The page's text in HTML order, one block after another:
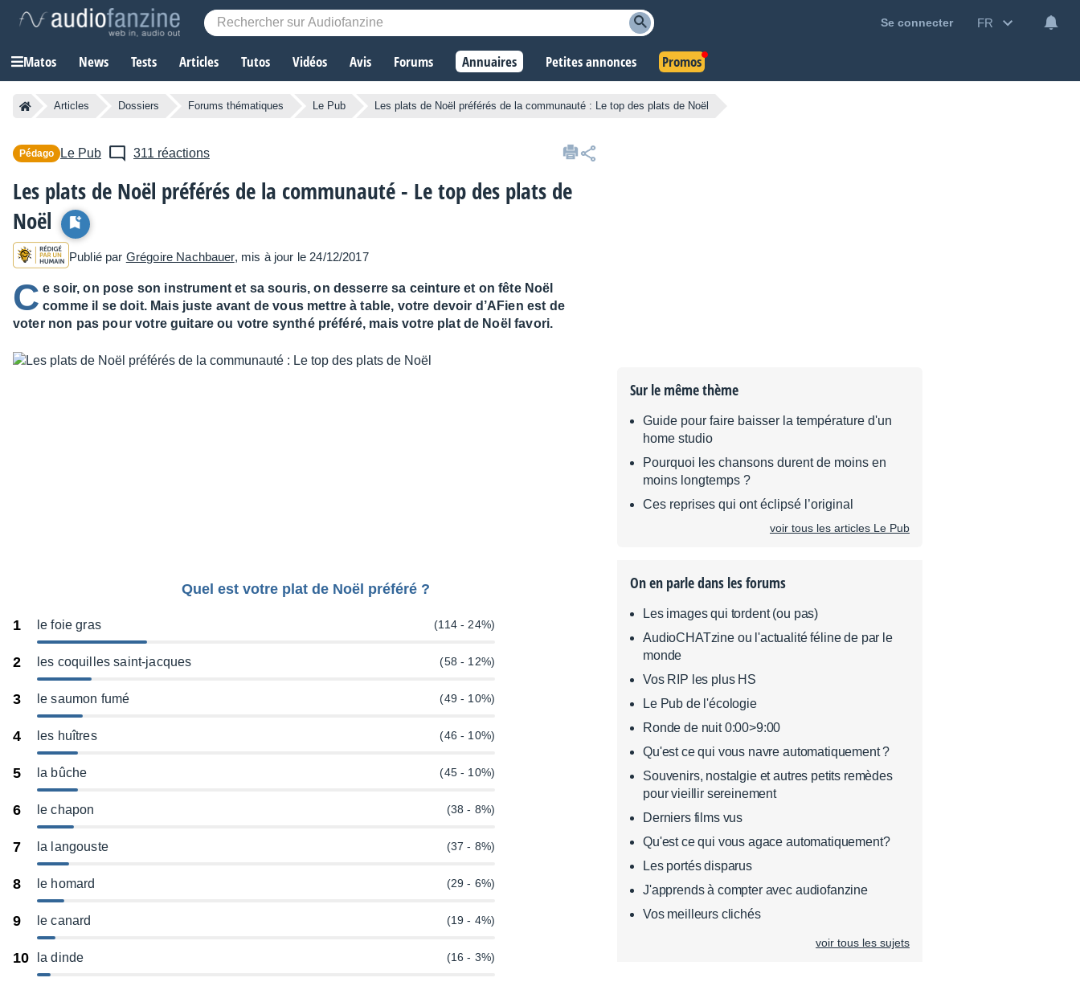
Se connecter FR
Matos News Tests Articles Tutos Vidéos Avis Forums Annuaires Petites annonces Promos
Articles Dossiers Forums thématiques Le Pub Les plats de Noël préférés de la communauté : Le top des plats de Noël
Pédago Le Pub 311 réactions
Les plats de Noël préférés de la communauté - Le top des plats de
Noël
Publié par Grégoire Nachbauer, mis à jour le 24/12/2017
C e soir, on pose son instrument et sa souris, on desserre sa ceinture et on fête Noël
comme il se doit. Mais juste avant de vous mettre à table, votre devoir d’AFien est de
voter non pas pour votre guitare ou votre synthé préféré, mais votre plat de Noël favori.
Quel est votre plat de Noël préféré ?
1 le foie gras (114 - 24%)
2 les coquilles saint-jacques (58 - 12%)
3 le saumon fumé (49 - 10%)
4 les huîtres (46 - 10%)
5 la bûche (45 - 10%)
6 le chapon (38 - 8%)
7 la langouste (37 - 8%)
8 le homard (29 - 6%)
9 le canard (19 - 4%)
10 la dinde (16 - 3%)
Sur le même thème
Guide pour faire baisser la température d'un
home studio
Pourquoi les chansons durent de moins en
moins longtemps ?
Ces reprises qui ont éclipsé l’original
voir tous les articles Le Pub
On en parle dans les forums
Les images qui tordent (ou pas)
AudioCHATzine ou l'actualité féline de par le
monde
Vos RIP les plus HS
Le Pub de l'écologie
Ronde de nuit 0:00>9:00
Qu'est ce qui vous navre automatiquement ?
Souvenirs, nostalgie et autres petits remèdes
pour vieillir sereinement
Derniers films vus
Qu'est ce qui vous agace automatiquement?
Les portés disparus
J'apprends à compter avec audiofanzine
Vos meilleurs clichés
voir tous les sujets